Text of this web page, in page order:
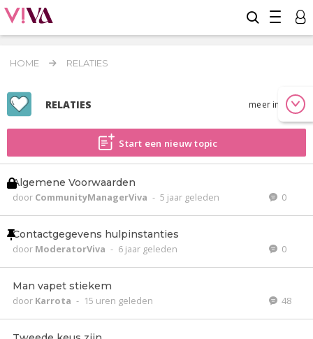
HOME RELATIES
RELATIES meer info
Start een nieuw topic
Algemene Voorwaarden
door CommunityManagerViva - 5 jaar geleden 0
Contactgegevens hulpinstanties
door ModeratorViva - 6 jaar geleden 0
Man vapet stiekem
door Karrota - 15 uren geleden 48